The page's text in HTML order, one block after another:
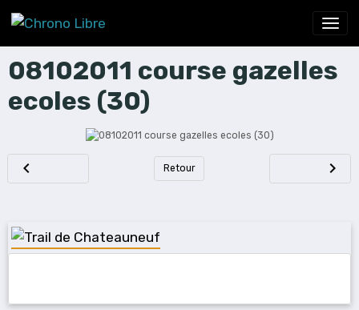
08102011 course gazelles
ecoles (30)
Retour